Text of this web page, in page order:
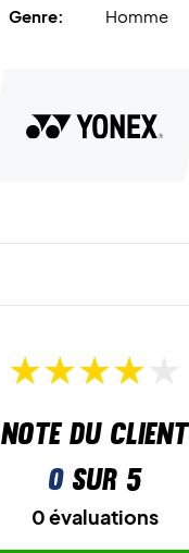
Genre:
Homme
Note du client
0sur 5
0 évaluations